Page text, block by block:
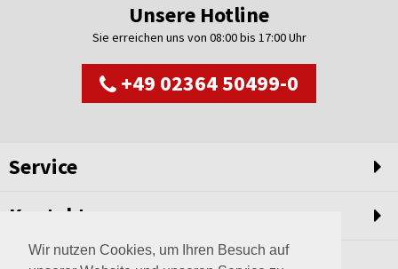
Wir nutzen Cookies, um Ihren Besuch auf
Unsere Hotline
Sie erreichen uns von 08:00 bis 17:00 Uhr
+49 02364 50499-0
Service
Kontakt